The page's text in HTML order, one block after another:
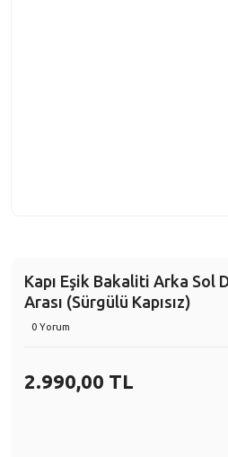
Kapı Eşik Bakaliti Arka Sol
Arası (Sürgülü Kapısız)
0 Yorum
2.990,00 TL